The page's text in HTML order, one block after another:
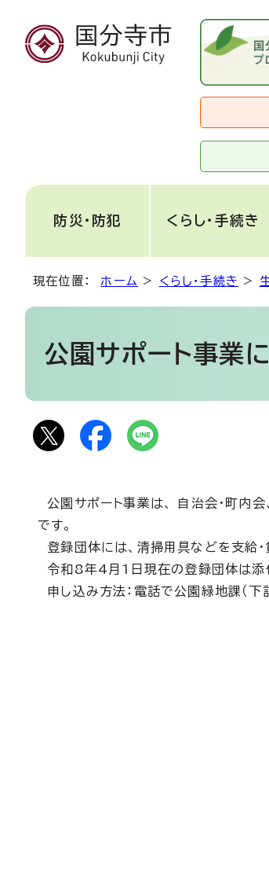
防災・防犯 くらし・手続き
現在位置： ホーム > くらし・手続き >
公園サポート事業
公園サポート事業は、 自治会・町内
です。
登録団体には、清掃用具などを支給・
令和8年4月1日現在の登録団体は添
申し込み方法：電話で公園緑地課（下